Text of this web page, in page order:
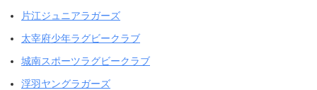
片江ジュニアラガーズ
太宰府少年ラグビークラブ
城南スポーツラグビークラブ
浮羽ヤングラガーズ